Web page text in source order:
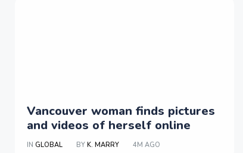
Vancouver woman finds pictures
and videos of herself online
IN GLOBAL BY K. MARRY 4M AGO